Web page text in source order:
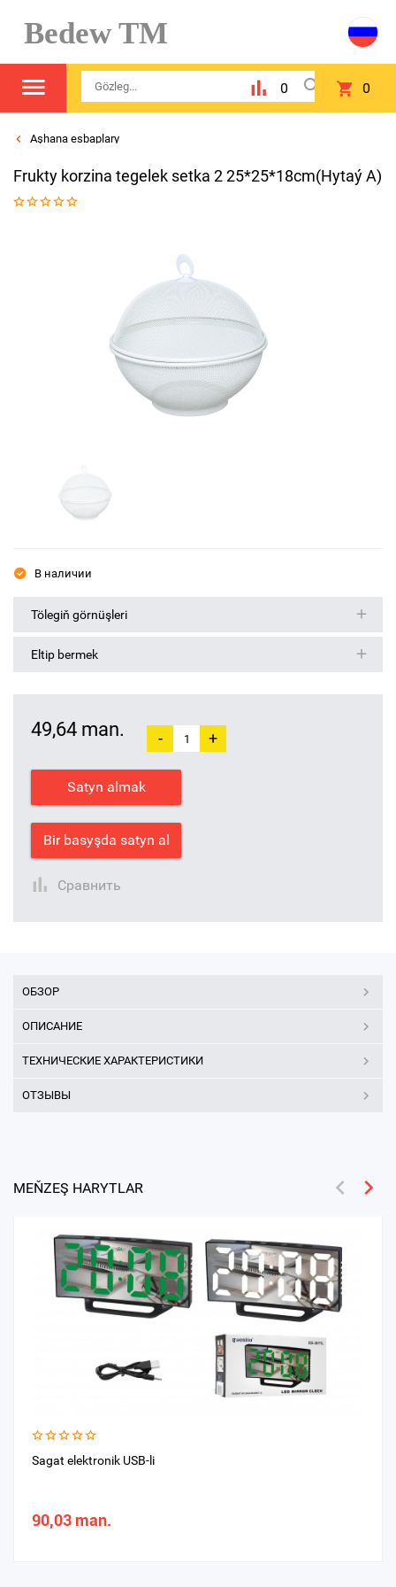
Bedew TM
0 0
Aşhana esbaplary
Frukty korzina tegelek setka 2 25*25*18cm(Hytaý A)
В наличии
Tölegiň görnüşleri
Eltip bermek
49,64 man. - +
Satyn almak
Bir basyşda satyn al
Сравнить
ОБЗОР
ОПИСАНИЕ
ТЕХНИЧЕСКИЕ ХАРАКТЕРИСТИКИ
ОТЗЫВЫ
MEŇZEŞ HARYTLAR
Sagat elektronik USB-li
90,03 man.